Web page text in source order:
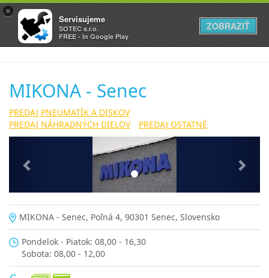
MIKONA - Senec
PREDAJ PNEUMATÍK A DISKOV
PREDAJ NÁHRADNÝCH DIELOV
PREDAJ OSTATNÉ
MIKONA - Senec, Poľná 4, 90301 Senec, Slovensko
Pondelok - Piatok: 08,00 - 16,30
Sobota: 08,00 - 12,00
×
Servisujeme
SOTEC s.r.o.
FREE - In Google Play
ZOBRAZIŤ